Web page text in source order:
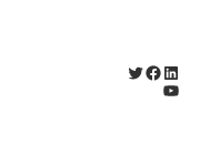
Twitter
Facebook